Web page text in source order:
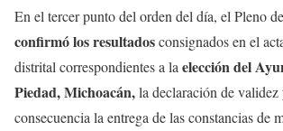
En el tercer punto del orden del día, el Pleno
confirmó los resultadosconsignados en el
distrital correspondientes a la elección del
Piedad, Michoacán,la declaración de
consecuencia la entrega de las constancias de